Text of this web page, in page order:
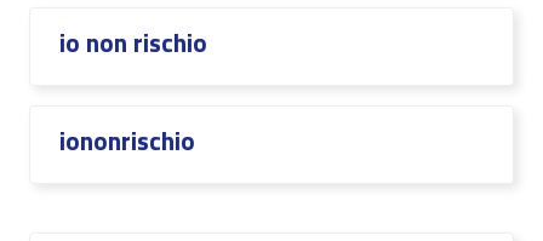
io non rischio
iononrischio